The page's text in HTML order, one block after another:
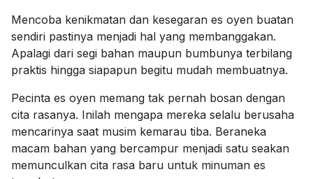
Mencoba kenikmatan dan kesegaran es oyen buatan
sendiri pastinya menjadi hal yang membanggakan.
Apalagi dari segi bahan maupun bumbunya terbilang
praktis hingga siapapun begitu mudah membuatnya.
Pecinta es oyen memang tak pernah bosan dengan
cita rasanya. Inilah mengapa mereka selalu berusaha
mencarinya saat musim kemarau tiba. Beraneka
macam bahan yang bercampur menjadi satu seakan
memunculkan cita rasa baru untuk minuman es